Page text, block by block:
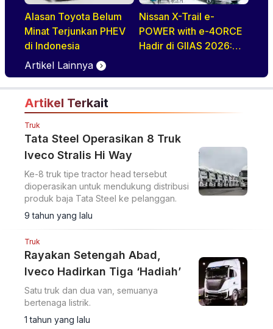
Alasan Toyota Belum
Minat Terjunkan PHEV
di Indonesia
Nissan X-Trail e-
POWER with e-4ORCE
Hadir di GIIAS 2026:
Kenyamanan, dan
Teknologi Elektrifikasi
Artikel Lainnya
Artikel Terkait
Truk
Tata Steel Operasikan 8 Truk
Iveco Stralis Hi Way
Ke-8 truk tipe tractor head tersebut
dioperasikan untuk mendukung distribusi
produk baja Tata Steel ke pelanggan.
9 tahun yang lalu
Truk
Rayakan Setengah Abad,
Iveco Hadirkan Tiga ‘Hadiah’
Satu truk dan dua van, semuanya
bertenaga listrik.
1 tahun yang lalu